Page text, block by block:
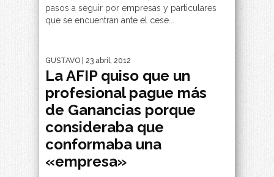
pasos a seguir por empresas y particulares
que se encuentran ante el cese...
GUSTAVO | 23 abril, 2012
La AFIP quiso que un
profesional pague más
de Ganancias porque
consideraba que
conformaba una
«empresa»